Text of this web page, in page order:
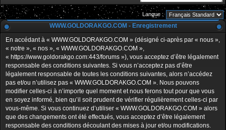
e
c
h
e
c
h
e
r
Langue :
WWW.GOLDORAKGO.COM - Enregistrement
En accédant à « WWW.GOLDORAKGO.COM » (désigné ci-après par « nous »,
« notre », « nos », « WWW.GOLDORAKGO.COM »,
« https://www.goldorakgo.com:443/forums »), vous acceptez d’être légalement
responsable des conditions suivantes. Si vous n’acceptez pas d’être
légalement responsable de toutes les conditions suivantes, alors n’accédez
pas et/ou n’utilisez pas « WWW.GOLDORAKGO.COM ». Nous pouvons
modifier celles-ci à n’importe quel moment et nous ferons tout pour que vous
en soyez informé, bien qu’il soit prudent de vérifier régulièrement celles-ci par
vous-même. Si vous continuez d’utiliser « WWW.GOLDORAKGO.COM » alors
que des changements ont été effectués, vous acceptez d’être légalement
responsable des conditions découlant des mises à jour et/ou modifications.